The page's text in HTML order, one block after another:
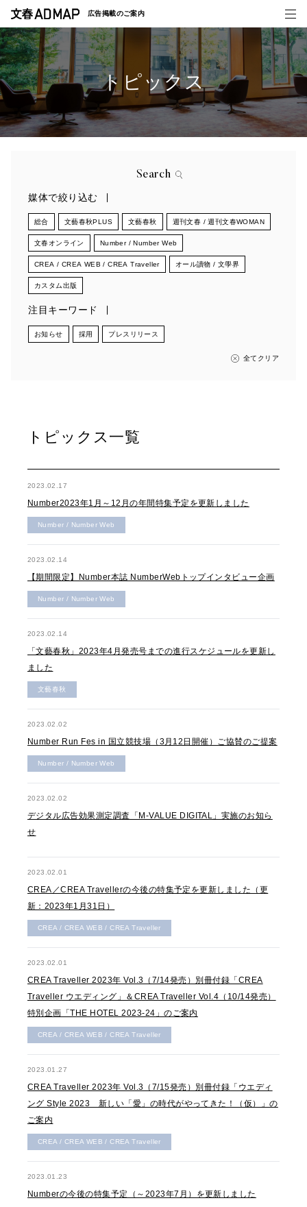
広告掲載のご案内
媒体紹介
トピックス
Search
媒体で絞り込む
総合 文藝春秋PLUS 文藝春秋 週刊文春 / 週刊文春WOMAN
文春オンライン Number / Number Web
CREA / CREA WEB / CREA Traveller オール讀物 / 文學界
カスタム出版
注目キーワード
お知らせ 採用 プレスリリース
全てクリア
トピックス一覧
2023.02.17
Number2023年1月～12月の年間特集予定を更新しました
Number / Number Web
2023.02.14
【期間限定】Number本誌 NumberWebトップインタビュー企画
Number / Number Web
2023.02.14
「文藝春秋」2023年4月発売号までの進行スケジュールを更新し
ました
文藝春秋
2023.02.02
Number Run Fes in 国立競技場（3月12日開催）ご協賛のご提案
Number / Number Web
2023.02.02
デジタル広告効果測定調査「M-VALUE DIGITAL」実施のお知ら
せ
2023.02.01
CREA／CREA Travellerの今後の特集予定を更新しました（更
新：2023年1月31日）
CREA / CREA WEB / CREA Traveller
2023.02.01
CREA Traveller 2023年 Vol.3（7/14発売）別冊付録「CREA
Traveller ウエディング」＆CREA Traveller Vol.4（10/14発売）
特別企画「THE HOTEL 2023-24」のご案内
CREA / CREA WEB / CREA Traveller
2023.01.27
CREA Traveller 2023年 Vol.3（7/15発売）別冊付録「ウエディ
ング Style 2023 新しい「愛」の時代がやってきた！（仮）」の
ご案内
CREA / CREA WEB / CREA Traveller
2023.01.23
Numberの今後の特集予定（～2023年7月）を更新しました